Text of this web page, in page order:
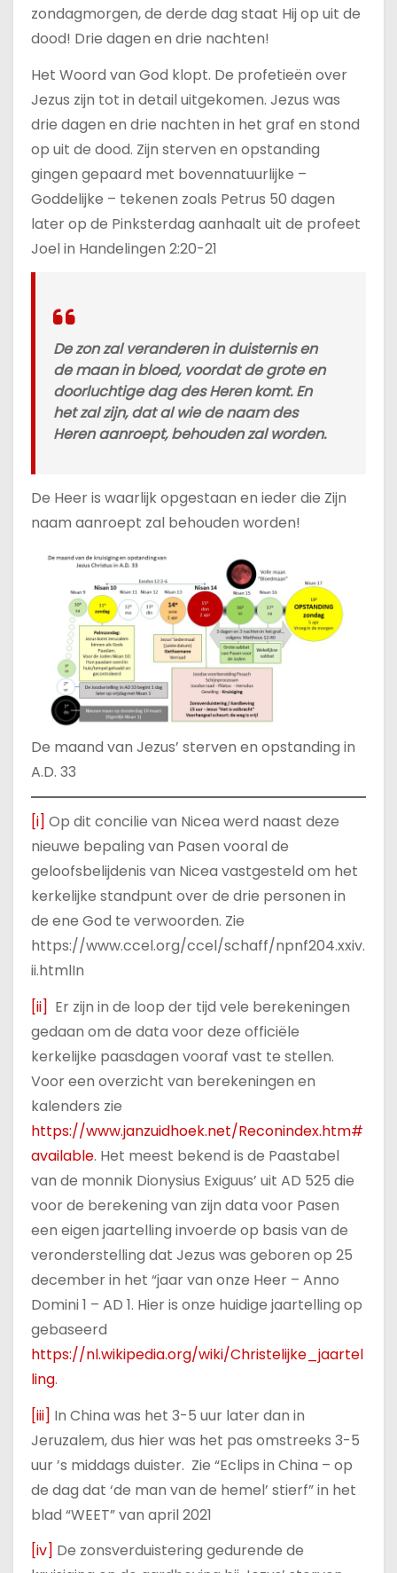
zondagmorgen, de derde dag staat Hij op uit de
dood! Drie dagen en drie nachten!
Het Woord van God klopt. De profetieën over
Jezus zijn tot in detail uitgekomen. Jezus was
drie dagen en drie nachten in het graf en stond
op uit de dood. Zijn sterven en opstanding
gingen gepaard met bovennatuurlijke –
Goddelijke – tekenen zoals Petrus 50 dagen
later op de Pinksterdag aanhaalt uit de profeet
Joel in Handelingen 2:20-21
De zon zal veranderen in duisternis en
de maan in bloed, voordat de grote en
doorluchtige dag des Heren komt. En
het zal zijn, dat al wie de naam des
Heren aanroept, behouden zal worden.
De Heer is waarlijk opgestaan en ieder die Zijn
naam aanroept zal behouden worden!
De maand van Jezus’ sterven en opstanding in
A.D. 33
[i] Op dit concilie van Nicea werd naast deze
nieuwe bepaling van Pasen vooral de
geloofsbelijdenis van Nicea vastgesteld om het
kerkelijke standpunt over de drie personen in
de ene God te verwoorden. Zie
https://www.ccel.org/ccel/schaff/npnf204.xxiv.
ii.htmlIn
[ii] Er zijn in de loop der tijd vele berekeningen
gedaan om de data voor deze officiële
kerkelijke paasdagen vooraf vast te stellen.
Voor een overzicht van berekeningen en
kalenders zie
https://www.janzuidhoek.net/Reconindex.htm#
available. Het meest bekend is de Paastabel
van de monnik Dionysius Exiguus’ uit AD 525 die
voor de berekening van zijn data voor Pasen
een eigen jaartelling invoerde op basis van de
veronderstelling dat Jezus was geboren op 25
december in het “jaar van onze Heer – Anno
Domini 1 – AD 1. Hier is onze huidige jaartelling op
gebaseerd
https://nl.wikipedia.org/wiki/Christelijke_jaartel
ling.
[iii] In China was het 3-5 uur later dan in
Jeruzalem, dus hier was het pas omstreeks 3-5
uur ’s middags duister. Zie “Eclips in China – op
de dag dat ‘de man van de hemel’ stierf” in het
blad “WEET” van april 2021
[iv] De zonsverduistering gedurende de